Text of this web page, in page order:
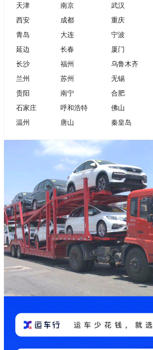
天津
南京 武汉
西安
成都 重庆
青岛
大连 宁波
延边
长春 厦门
长沙
福州 乌鲁木齐
兰州
苏州 无锡
贵阳
南宁 合肥
石家庄
呼和浩特 佛山
温州
唐山 秦皇岛